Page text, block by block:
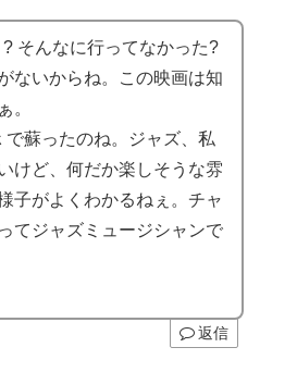
? そんなに行ってなかった?
ないからね。この映画は知
。
で蘇ったのね。ジャズ、私
けど、何だか楽しそうな雰
子がよくわかるねぇ。チャ
てジャズミュージシャンで
返信